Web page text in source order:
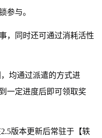
参与。
，同时还可通过消耗活性
均通过派遣的方式进
一定进度后即可领取奖
版本更新后常驻于【轶